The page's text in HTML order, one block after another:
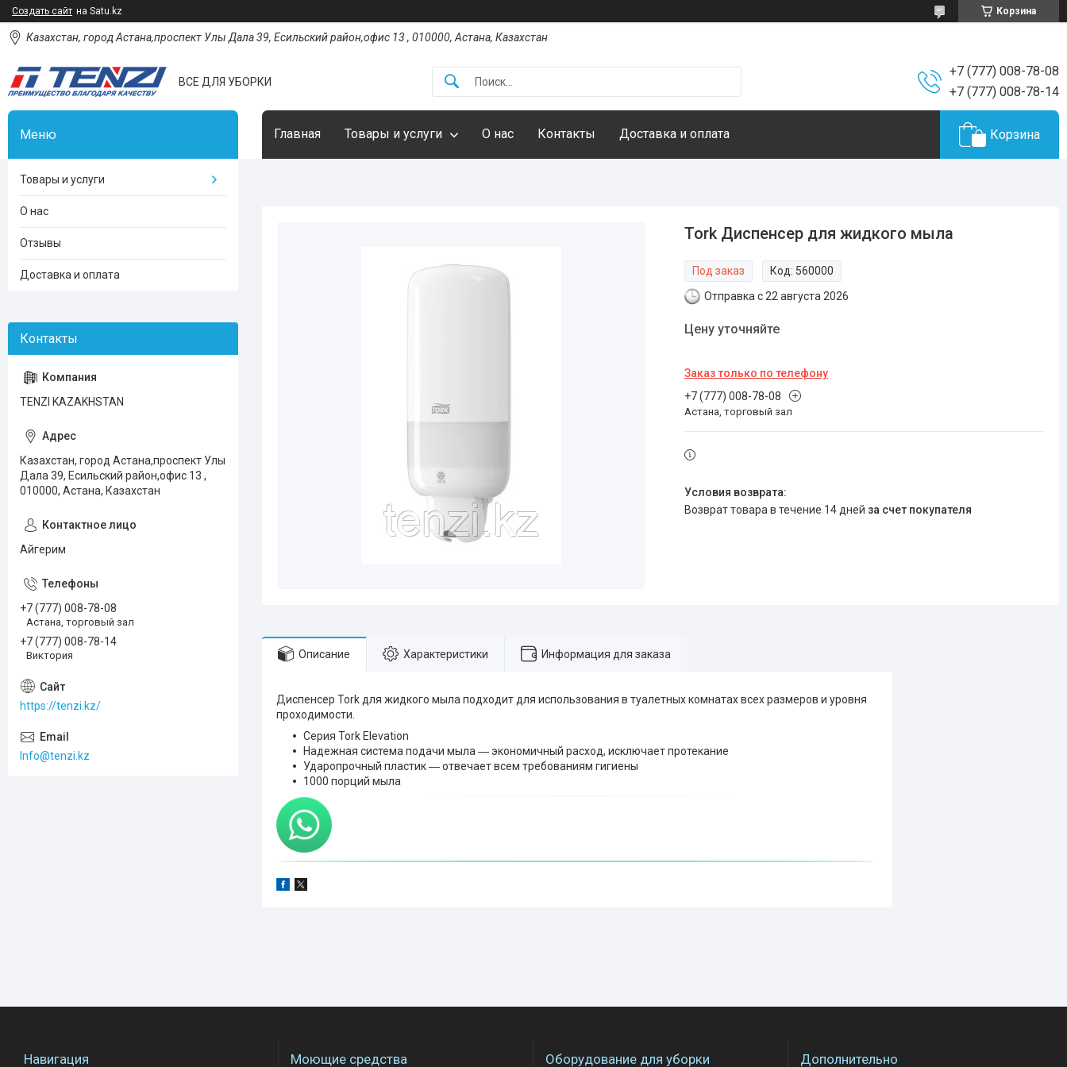
Создать сайт на Satu.kz Корзина
Казахстан, город Астана,проспект Улы Дала 39, Есильский район,офис 13 , 010000, Астана, Казахстан
ВСЕ ДЛЯ УБОРКИ
+7 (777) 008-78-08
+7 (777) 008-78-14
Главная Товары и услуги О нас Контакты Доставка и оплата Корзина
Tork Диспенсер для жидкого мыла
Под заказ Код: 560000
Отправка с 22 августа 2026
Цену уточняйте
Заказ только по телефону
+7 (777) 008-78-08
Астана, торговый зал
возврат товара в течение 14 дней за счет покупателя
Описание Характеристики Информация для заказа
Диспенсер Tork для жидкого мыла подходит для использования в туалетных комнатах всех размеров и уровня
проходимости.
Серия Tork Elevation
Надежная система подачи мыла ― экономичный расход, исключает протекание
Ударопрочный пластик ― отвечает всем требованиям гигиены
1000 порций мыла
Товары и услуги
О нас
Отзывы
Доставка и оплата
TENZI KAZAKHSTAN
Казахстан, город Астана,проспект Улы
Дала 39, Есильский район,офис 13 ,
010000, Астана, Казахстан
Айгерим
+7 (777) 008-78-08
Астана, торговый зал
+7 (777) 008-78-14
Виктория
https://tenzi.kz/
Info@tenzi.kz
Навигация Моющие средства Оборудование для уборки Дополнительно